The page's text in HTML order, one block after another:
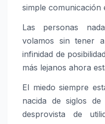
simple
Las personas
volamos sin tener
infinidad de
más lejanos ahora
El miedo siempre
nacida de siglos
desprovista de